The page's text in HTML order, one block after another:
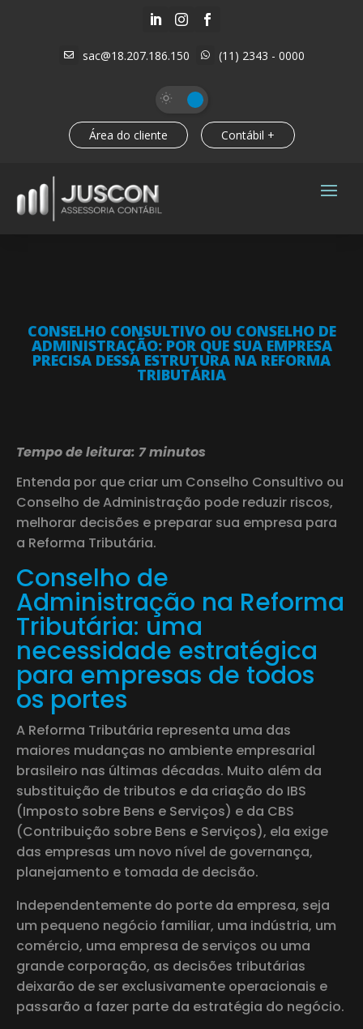
  
 sac@18.207.186.150  (11) 2343 - 0000
Área do cliente Contábil +
CONSELHO CONSULTIVO OU CONSELHO DE
ADMINISTRAÇÃO: POR QUE SUA EMPRESA
PRECISA DESSA ESTRUTURA NA REFORMA
TRIBUTÁRIA
Tempo de leitura: 7 minutos
Entenda por que criar um Conselho Consultivo ou
Conselho de Administração pode reduzir riscos,
melhorar decisões e preparar sua empresa para
a Reforma Tributária.
Conselho de
Administração na Reforma
Tributária: uma
necessidade estratégica
para empresas de todos
os portes
A Reforma Tributária representa uma das
maiores mudanças no ambiente empresarial
brasileiro nas últimas décadas. Muito além da
substituição de tributos e da criação do IBS
(Imposto sobre Bens e Serviços) e da CBS
(Contribuição sobre Bens e Serviços), ela exige
das empresas um novo nível de governança,
planejamento e tomada de decisão.
Independentemente do porte da empresa, seja
um pequeno negócio familiar, uma indústria, um
comércio, uma empresa de serviços ou uma
grande corporação, as decisões tributárias
deixarão de ser exclusivamente operacionais e
passarão a fazer parte da estratégia do negócio.